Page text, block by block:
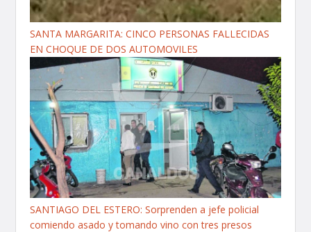
SANTA MARGARITA: CINCO PERSONAS FALLECIDAS
EN CHOQUE DE DOS AUTOMOVILES
SANTIAGO DEL ESTERO: Sorprenden a jefe policial
comiendo asado y tomando vino con tres presos